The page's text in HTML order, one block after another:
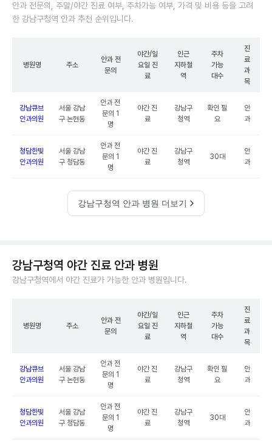
안과 전문의, 주말/야간 진료 여부, 주차가능 여부, 가격 및 비용 등을 고려
한 강남구청역 안과 추천 순위입니다.
병원명 주소
안과 전
문의
야간/일
요일 진
료
인근
지하철
역
주차
가능
대수
진
료
과
목
강남큐브
안과의원
서울 강남
구 논현동
안과 전
문의 1
명
야간 진
료
강남구
청역
확인 필
요
안
과
청담한빛
안과의원
서울 강남
구 청담동
안과 전
문의 1
명
야간 진
료
강남구
청역
30대
안
과
강남구청역 안과 병원 더보기
강남구청역 야간 진료 안과 병원
강남구청역에서 야간 진료가 가능한 안과 병원입니다.
병원명 주소
안과 전
문의
야간/일
요일 진
료
인근
지하철
역
주차
가능
대수
진
료
과
목
강남큐브
안과의원
서울 강남
구 논현동
안과 전
문의 1
명
야간 진
료
강남구
청역
확인 필
요
안
과
청담한빛
안과의원
서울 강남
구 청담동
안과 전
문의 1
명
야간 진
료
강남구
청역
30대
안
과